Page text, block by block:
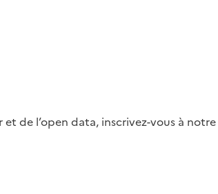
de l’open data, inscrivez-vous à